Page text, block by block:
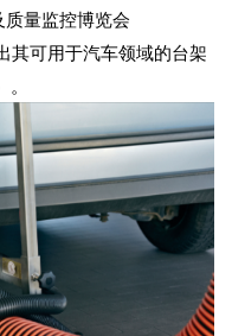
质量监控博览会
其可用于汽车领域的台架